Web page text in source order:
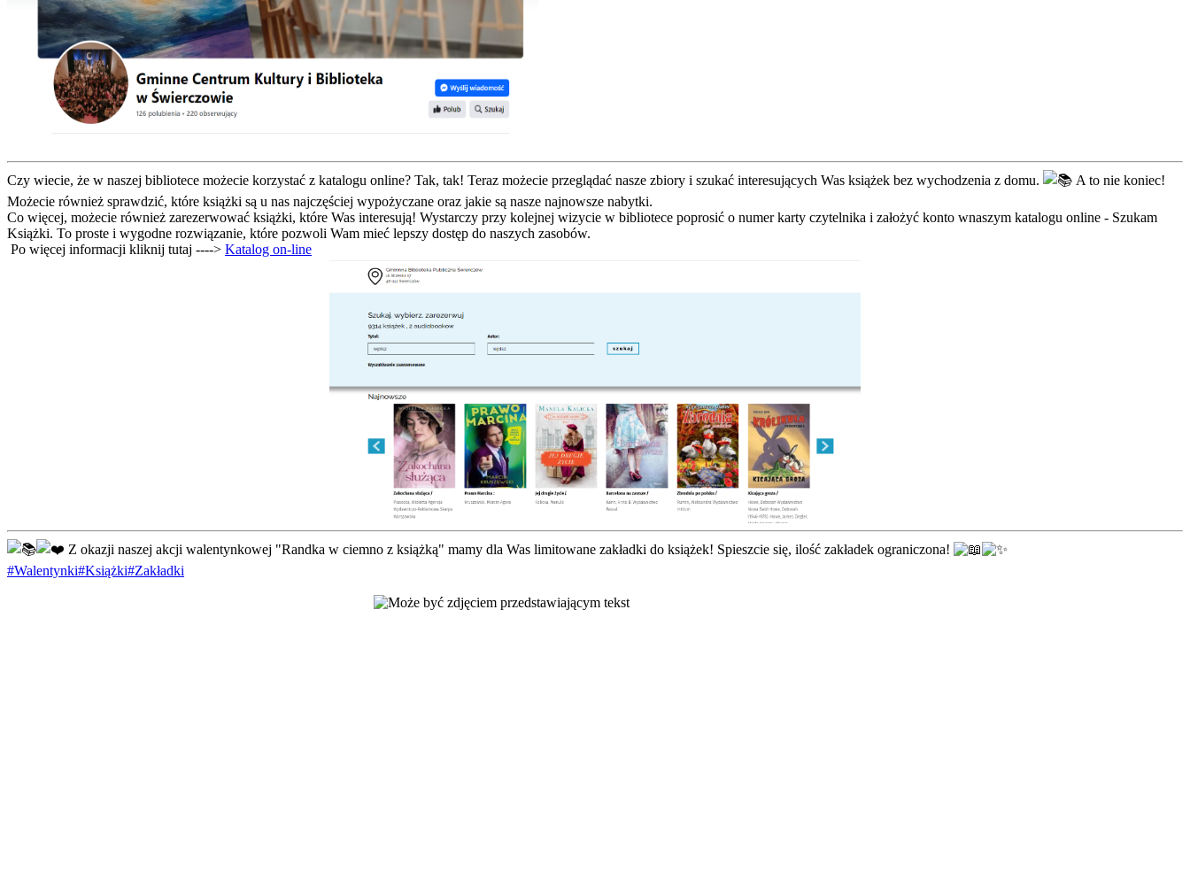
Czy wiecie, że w naszej bibliotece możecie korzystać z katalogu online? Tak, tak! Teraz możecie przeglądać nasze zbiory i szukać interesujących Was książek bez wychodzenia z domu.
A to nie koniec!
Możecie również sprawdzić, które książki są u nas najczęściej wypożyczane oraz jakie są nasze najnowsze nabytki.
Co więcej, możecie również zarezerwować książki, które Was interesują! Wystarczy przy kolejnej wizycie w bibliotece poprosić o numer karty czytelnika i założyć konto wnaszym katalogu online - Szukam
Książki. To proste i wygodne rozwiązanie, które pozwoli Wam mieć lepszy dostęp do naszych zasobów.
Po więcej informacji kliknij tutaj ----> Katalog on-line
Z okazji naszej akcji walentynkowej "Randka w ciemno z książką" mamy dla Was limitowane zakładki do książek! Spieszcie się, ilość zakładek ograniczona!
#Walentynki#Książki#Zakładki